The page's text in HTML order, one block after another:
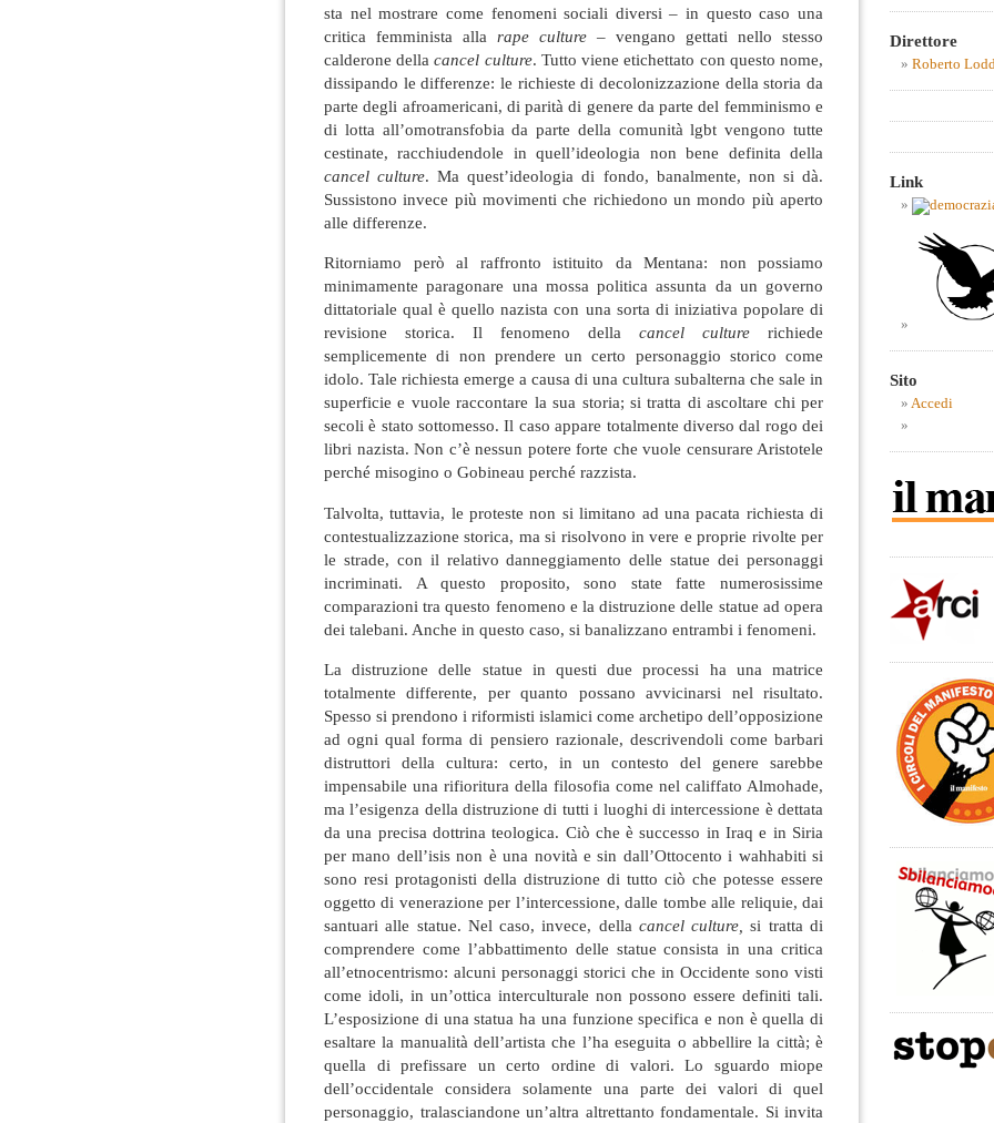
sta nel mostrare come fenomeni sociali diversi – in questo caso una
critica femminista alla rape culture – vengano gettati nello stesso
calderone dellacancel culture. Tutto viene etichettato con questo nome,
dissipando le differenze: le richieste di decolonizzazione della storia da
parte degli afroamericani, di parità di genere da parte del femminismo e
di lotta all’omotransfobia da parte della comunità lgbt vengono tutte
cestinate, racchiudendole in quell’ideologia non bene definita della
cancel culture. Ma quest’ideologia di fondo, banalmente, non si dà.
Sussistono invece più movimenti che richiedono un mondo più aperto
alle differenze.
Ritorniamo però al raffronto istituito da Mentana: non possiamo
minimamente paragonare una mossa politica assunta da un governo
dittatoriale qual è quello nazista con una sorta di iniziativa popolare di
revisione storica. Il fenomeno della cancel culture richiede
semplicemente di non prendere un certo personaggio storico come
idolo. Tale richiesta emerge a causa di una cultura subalterna che sale in
superficie e vuole raccontare la sua storia; si tratta di ascoltare chi per
secoli è stato sottomesso. Il caso appare totalmente diverso dal rogo dei
libri nazista. Non c’è nessun potere forte che vuole censurare Aristotele
perché misogino o Gobineau perché razzista.
Talvolta, tuttavia, le proteste non si limitano ad una pacata richiesta di
contestualizzazione storica, ma si risolvono in vere e proprie rivolte per
le strade, con il relativo danneggiamento delle statue dei personaggi
incriminati. A questo proposito, sono state fatte numerosissime
comparazioni tra questo fenomeno e la distruzione delle statue ad opera
dei talebani. Anche in questo caso, si banalizzano entrambi i fenomeni.
La distruzione delle statue in questi due processi ha una matrice
totalmente differente, per quanto possano avvicinarsi nel risultato.
Spesso si prendono i riformisti islamici come archetipo dell’opposizione
ad ogni qual forma di pensiero razionale, descrivendoli come barbari
distruttori della cultura: certo, in un contesto del genere sarebbe
impensabile una rifioritura della filosofia come nel califfato Almohade,
ma l’esigenza della distruzione di tutti i luoghi di intercessione è dettata
da una precisa dottrina teologica. Ciò che è successo in Iraq e in Siria
per mano dell’isis non è una novità e sin dall’Ottocento i wahhabiti si
sono resi protagonisti della distruzione di tutto ciò che potesse essere
oggetto di venerazione per l’intercessione, dalle tombe alle reliquie, dai
santuari alle statue. Nel caso, invece, della cancel culture, si tratta di
comprendere come l’abbattimento delle statue consista in una critica
all’etnocentrismo: alcuni personaggi storici che in Occidente sono visti
come idoli, in un’ottica interculturale non possono essere definiti tali.
L’esposizione di una statua ha una funzione specifica e non è quella di
esaltare la manualità dell’artista che l’ha eseguita o abbellire la città; è
quella di prefissare un certo ordine di valori. Lo sguardo miope
dell’occidentale considera solamente una parte dei valori di quel
personaggio, tralasciandone un’altra altrettanto fondamentale. Si invita
Direttore
Roberto
Link
Sito
Accedi